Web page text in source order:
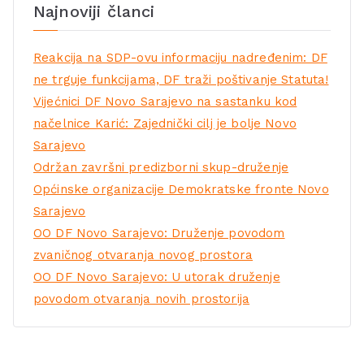
Najnoviji članci
Reakcija na SDP-ovu informaciju nadređenim: DF
ne trguje funkcijama, DF traži poštivanje Statuta!
Vijećnici DF Novo Sarajevo na sastanku kod
načelnice Karić: Zajednički cilj je bolje Novo
Sarajevo
Održan završni predizborni skup-druženje
Općinske organizacije Demokratske fronte Novo
Sarajevo
OO DF Novo Sarajevo: Druženje povodom
zvaničnog otvaranja novog prostora
OO DF Novo Sarajevo: U utorak druženje
povodom otvaranja novih prostorija